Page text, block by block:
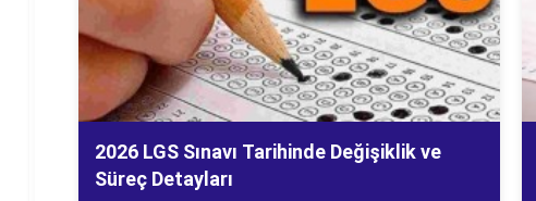
2026 LGS Sınavı Tarihinde Değişiklik ve
Süreç Detayları